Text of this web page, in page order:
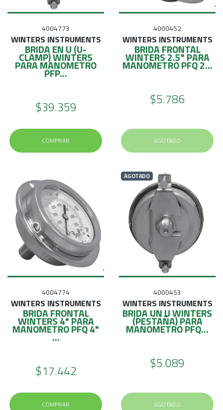
4004773
WINTERS INSTRUMENTS
BRIDA EN U (U-
CLAMP) WINTERS
PARA MANOMETRO
PFP...
$39.359
COMPRAR
4000452
WINTERS INSTRUMENTS
BRIDA FRONTAL
WINTERS 2.5" PARA
MANOMETRO PFQ 2...
$5.786
AGOTADO
4004774
WINTERS INSTRUMENTS
BRIDA FRONTAL
WINTERS 4" PARA
MANOMETRO PFQ 4"
...
$17.442
COMPRAR
AGOTADO
4000453
WINTERS INSTRUMENTS
BRIDA UN U WINTERS
(PESTAÑA) PARA
MANOMETRO PFQ...
$5.089
AGOTADO